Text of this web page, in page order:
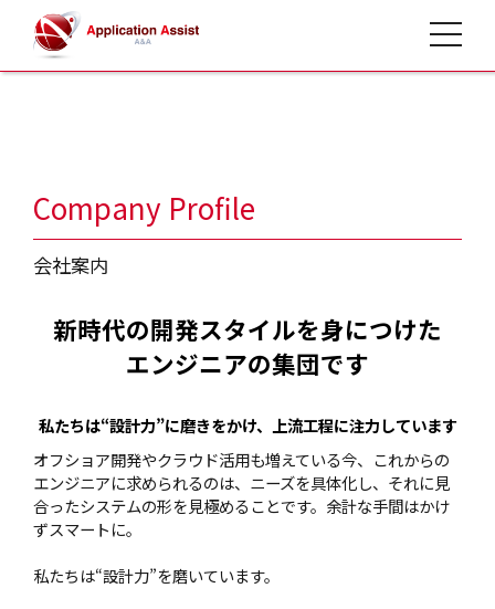
toggle
HOME>会社概要>
Company Profile
会社案内
新時代の開発スタイルを身につけた
エンジニアの集団です
私たちは“設計力”に磨きをかけ、上流工程に注力しています
オフショア開発やクラウド活用も増えている今、これからの
エンジニアに求められるのは、ニーズを具体化し、それに見
合ったシステムの形を見極めることです。余計な手間はかけ
ずスマートに。
私たちは“設計力”を磨いています。